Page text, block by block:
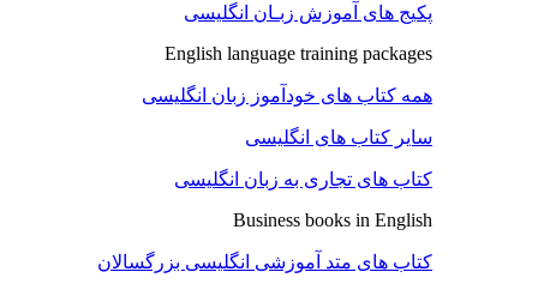
پکیج های آموزش زبـان انگلیسی
English language training packages
همه کتاب های خودآموز زبان انگلیسی
سایر کتاب های انگلیسی
کتاب های تجاری به زبان انگلیسی
Business books in English
کتاب های متد آموزشی انگلیسی بزرگسالان